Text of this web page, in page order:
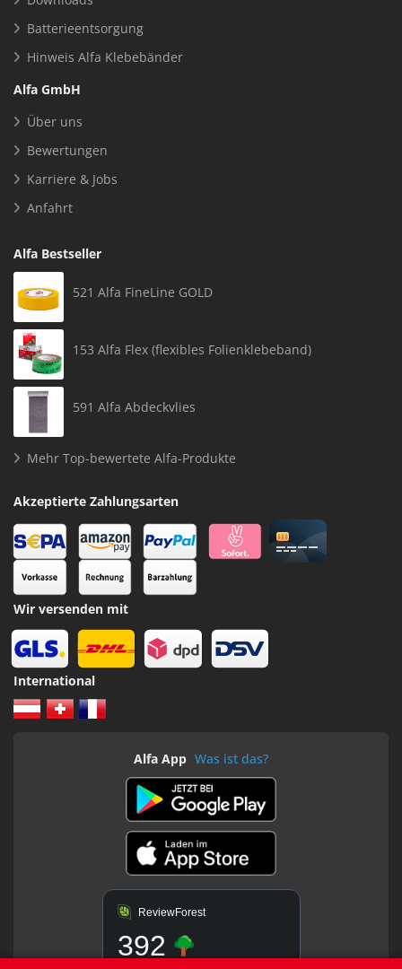
Batterieentsorgung
Hinweis Alfa Klebebänder
Alfa GmbH
Über uns
Bewertungen
Karriere & Jobs
Anfahrt
Alfa Bestseller
521 Alfa FineLine GOLD
153 Alfa Flex (flexibles Folienklebeband)
591 Alfa Abdeckvlies
Mehr Top-bewertete Alfa-Produkte
Akzeptierte Zahlungsarten
Wir versenden mit
International
Alfa App Was ist das?
ReviewForest
392